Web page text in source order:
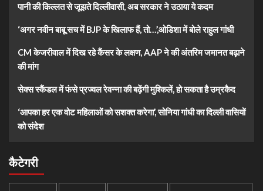
पानी की किल्लत से जूझते दिल्लीवासी, अब सरकार ने उठाया ये कदम
‘अगर नवीन बाबू सच में BJP के खिलाफ हैं, तो…’,ओडिशा में बोले राहुल गांधी
CM केजरीवाल में दिख रहे कैंसर के लक्षण, AAP ने की अंतरिम जमानत बढ़ाने
की मांग
सेक्स स्कैंडल में फंसे प्रज्वल रेवन्ना की बढ़ेंगी मुश्किलें, हो सकता है उम्रकैद
‘आपका हर एक वोट महिलाओं को सशक्त करेगा’, सोनिया गांधी का दिल्ली वासियों
को संदेश
कैटेगरी